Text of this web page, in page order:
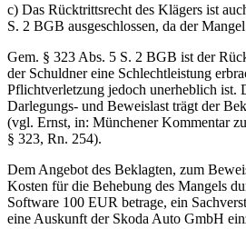
c) Das Rücktrittsrecht des Klägers ist
S. 2 BGB ausgeschlossen, da der
Gem. § 323 Abs. 5 S. 2 BGB ist der
der Schuldner eine Schlechtleistung
Pflichtverletzung jedoch unerheblich ist.
Darlegungs- und Beweislast trägt der
(vgl. Ernst, in: Münchener Kommentar
§ 323, Rn. 254).
Dem Angebot des Beklagten, zum
Kosten für die Behebung des Mangels
Software 100 EUR betrage, ein
eine Auskunft der Skoda Auto GmbH